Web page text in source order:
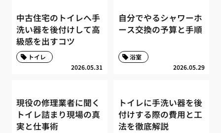
中古住宅のトイレへ手
洗い器を後付けして高
級感を出すコツ
2026.05.31
トイレ
自分でやるシャワーホ
ース交換の予算と手順
2026.05.29
浴室
現役の修理業者に聞く
トイレ詰まり現場の真
実と仕事術
トイレに手洗い器を後
付けする際の費用と工
法を徹底解説